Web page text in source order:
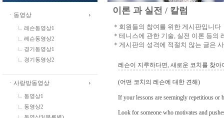
ㆍ동영상
레슨동영상1
레슨동영상2
경기동영상1
경기동영상2
ㆍ사랑방동영상
동영상1
동영상2
이론 과 실전 / 칼럼
＊회원들의 참여를 위한 게시판입니다
＊테니스에 관한 기술, 실전 이론 등의
＊게시판의 성격에 적절치 않는 글은
레슨이 지루하다면, 새로운 코치를 찾아
(어떤 코치의 레슨에 대한 견해)
If your lessons are seemingly repetitious
Look for someone who motivates and